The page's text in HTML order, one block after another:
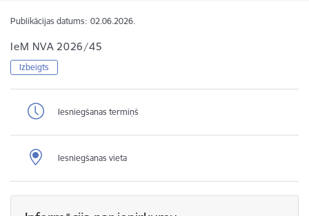
Publikācijas datums: 02.06.2026.
IeM NVA 2026/45
Izbeigts
Iesniegšanas termiņš
Iesniegšanas vieta